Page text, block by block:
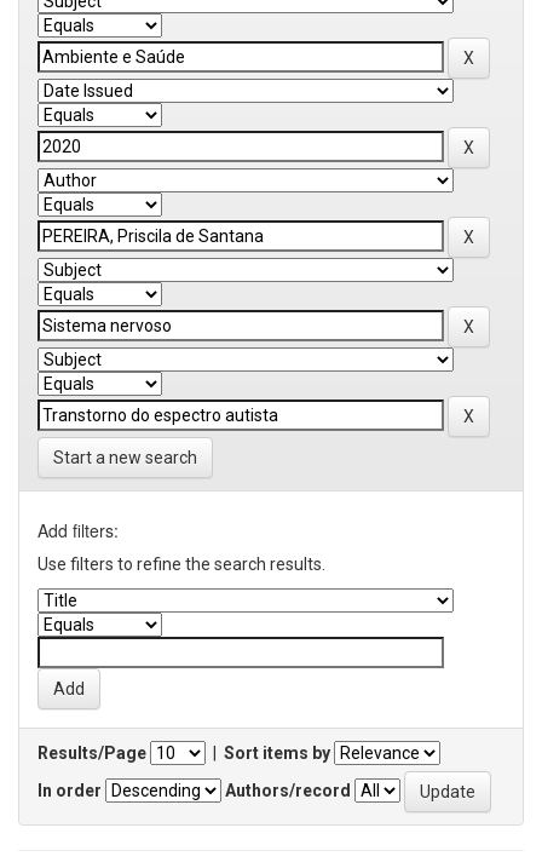
Start a new search
Add filters:
Use filters to refine the search results.
Results/Page
Sort items by
In order
Authors/record